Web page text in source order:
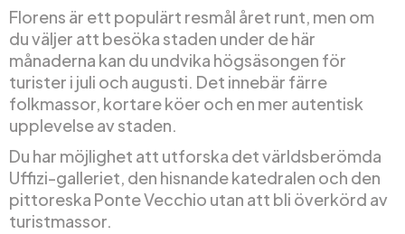
Florens är ett populärt resmål året runt, men om
du väljer att besöka staden under de här
månaderna kan du undvika högsäsongen för
turister i juli och augusti. Det innebär färre
folkmassor, kortare köer och en mer autentisk
upplevelse av staden.
Du har möjlighet att utforska det världsberömda
Uffizi-galleriet, den hisnande katedralen och den
pittoreska Ponte Vecchio utan att bli överkörd av
turistmassor.